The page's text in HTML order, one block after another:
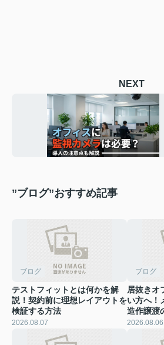
NEXT
”ブログ”おすすめ記事
ブログ
テストフィットとは何かを解
説！契約前に理想レイアウトを
検証する方法
2026.08.07
ブログ
居抜きオ
い方へ！
造作譲渡
2026.08.06